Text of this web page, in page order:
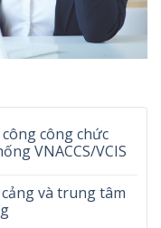
công chức
VNACCS/VCIS
và trung tâm